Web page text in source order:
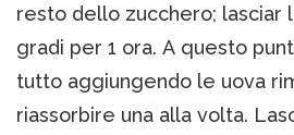
resto dello zucchero; lasciar
gradi per 1 ora. A questo
tutto aggiungendo le uova
riassorbire una alla volta.